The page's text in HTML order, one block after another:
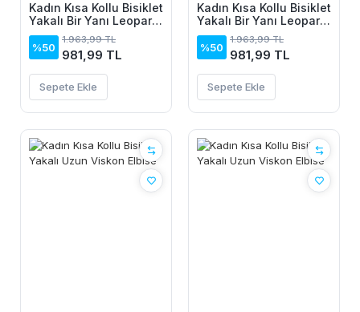
Kadın Kısa Kollu Bisiklet
Yakalı Bir Yanı Leopar
Detaylı Uzun Viskon
Elbise
%50
1.963,99 TL
981,99 TL
Sepete Ekle
Kadın Kısa Kollu Bisiklet
Yakalı Bir Yanı Leopar
Detaylı Uzun Viskon
Elbise
%50
1.963,99 TL
981,99 TL
Sepete Ekle